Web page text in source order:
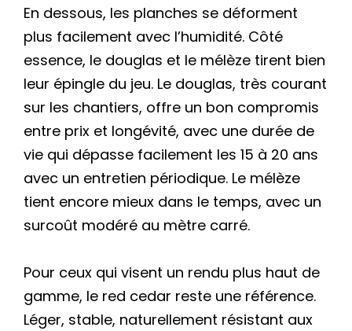
En dessous, les planches se déforment
plus facilement avec l’humidité. Côté
essence, le douglas et le mélèze tirent bien
leur épingle du jeu. Le douglas, très courant
sur les chantiers, offre un bon compromis
entre prix et longévité, avec une durée de
vie qui dépasse facilement les 15 à 20 ans
avec un entretien périodique. Le mélèze
tient encore mieux dans le temps, avec un
surcoût modéré au mètre carré.
Pour ceux qui visent un rendu plus haut de
gamme, le red cedar reste une référence.
Léger, stable, naturellement résistant aux